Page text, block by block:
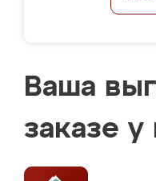
Ваша
заказе у